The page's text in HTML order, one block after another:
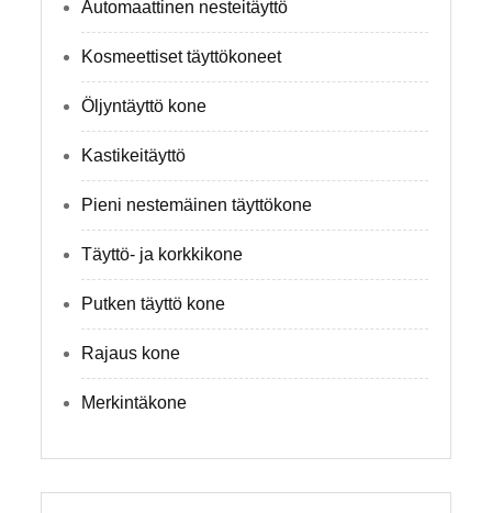
Automaattinen nesteitäyttö
Kosmeettiset täyttökoneet
Öljyntäyttö kone
Kastikeitäyttö
Pieni nestemäinen täyttökone
Täyttö- ja korkkikone
Putken täyttö kone
Rajaus kone
Merkintäkone